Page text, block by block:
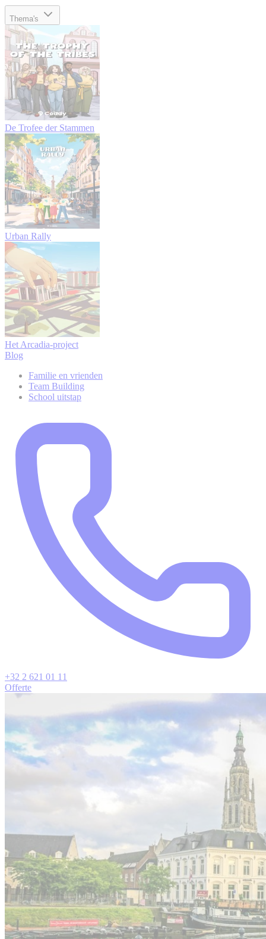
Thema's
De Trofee der Stammen
Urban Rally
Het Arcadia-project
Blog
Familie en vrienden
Team Building
School uitstap
+32 2 621 01 11
Offerte